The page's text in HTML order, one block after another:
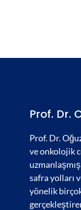
Prof. Dr.
Prof. Dr.
ve onkolojik
safra yolları
yönelik